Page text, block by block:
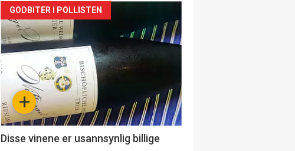
Forsiden
akkurat
nå
6 +
GODBITER I POLLISTEN
Disse vinene er usannsynlig billige